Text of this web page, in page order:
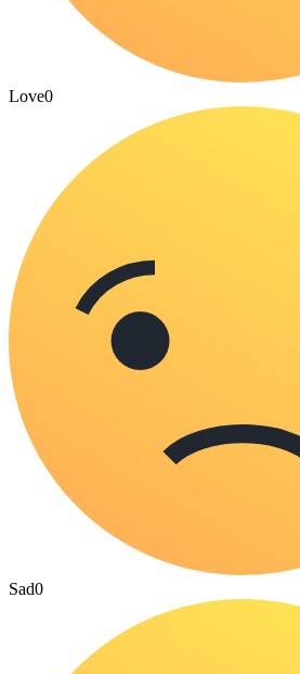
Love0
Sad0